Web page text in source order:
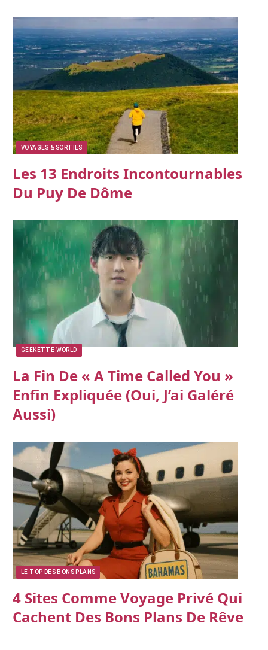
VOYAGES & SORTIES
Les 13 Endroits Incontournables
Du Puy De Dôme
GEEKETTE WORLD
La Fin De « A Time Called You »
Enfin Expliquée (oui, J’ai Galéré
Aussi)
LE TOP DES BONS PLANS
4 Sites Comme Voyage Privé Qui
Cachent Des Bons Plans De Rêve